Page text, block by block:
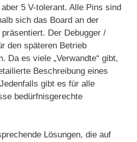
5 V-tolerant. Alle Pins sind
sich das Board an der
Der Debugger /
den späteren Betrieb
Da es viele „Verwandte“ gibt,
Beschreibung eines
gibt es für alle
bedürfnisgerechte
Lösungen, die auf